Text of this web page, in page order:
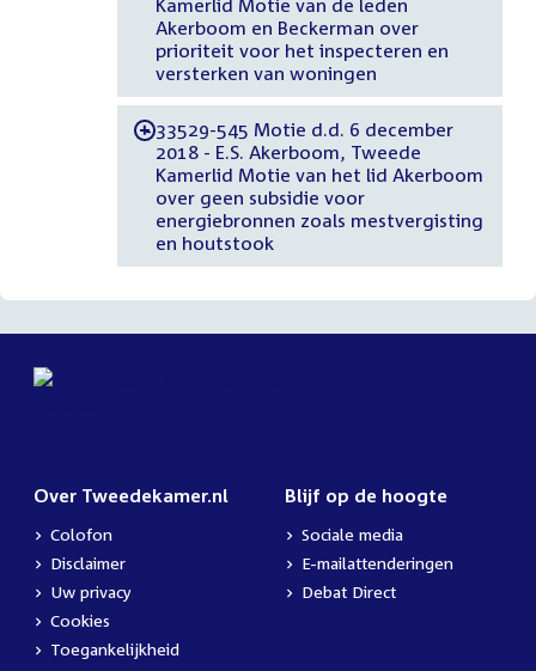
Kamerlid Motie van de leden
Akerboom en Beckerman over
prioriteit voor het inspecteren en
versterken van woningen
-33529-545 Motie d.d. 6 december
2018 - E.S. Akerboom, Tweede
Kamerlid Motie van het lid Akerboom
over geen subsidie voor
energiebronnen zoals mestvergisting
en houtstook
Over Tweedekamer.nl
Colofon
Disclaimer
Uw privacy
Cookies
Toegankelijkheid
Blijf op de hoogte
Sociale media
E-mailattenderingen
Debat Direct